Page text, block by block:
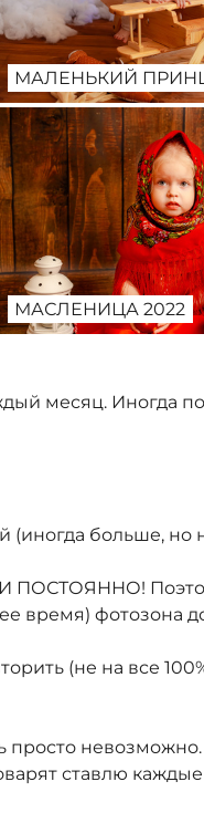
МАЛЕНЬКИЙ
МАСЛЕНИЦА 2022
месяц. Иногда
(иногда больше, но
Поэтому
время) фотозона
(не на все
ставлю